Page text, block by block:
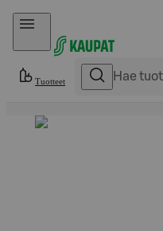
Hyppää sisältöön
Tuotteet